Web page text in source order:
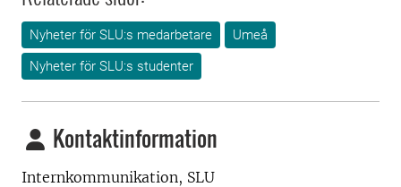
Nyheter för SLU:s medarbetare
Umeå
Nyheter för SLU:s studenter
Kontaktinformation
Internkommunikation, SLU